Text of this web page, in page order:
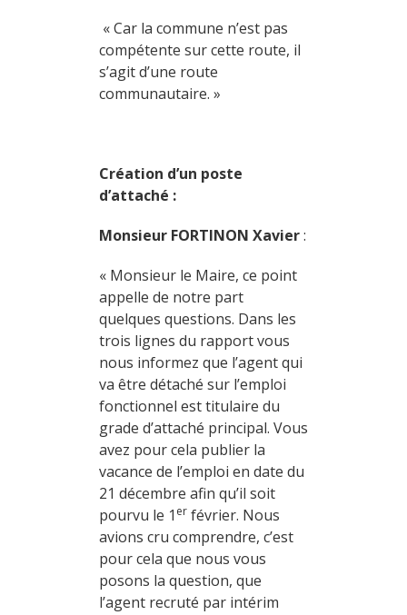
« Car la commune n’est pas
compétente sur cette route, il
s’agit d’une route
communautaire. »
Création d’un poste
d’attaché :
Monsieur FORTINON Xavier:
« Monsieur le Maire, ce point
appelle de notre part
quelques questions. Dans les
trois lignes du rapport vous
nous informez que l’agent qui
va être détaché sur l’emploi
fonctionnel est titulaire du
grade d’attaché principal. Vous
avez pour cela publier la
vacance de l’emploi en date du
21 décembre afin qu’il soit
pourvu le 1 er février. Nous
avions cru comprendre, c’est
pour cela que nous vous
posons la question, que
l’agent recruté par intérim